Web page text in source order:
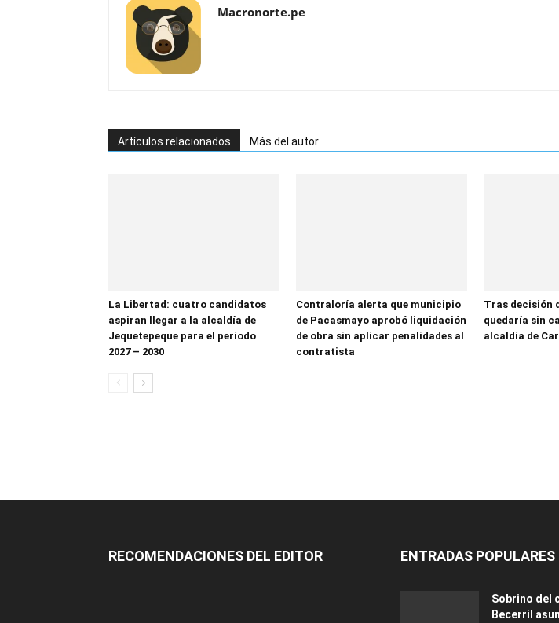
Macronorte.pe
Artículos relacionados Más del autor
La Libertad: cuatro candidatos
aspiran llegar a la alcaldía de
Jequetepeque para el periodo
2027 – 2030
Contraloría alerta que municipio
de Pacasmayo aprobó liquidación
de obra sin aplicar penalidades al
contratista
Tras decisión
quedaría sin
alcaldía de
RECOMENDACIONES DEL EDITOR ENTRADAS POPULARES
Sobrino del
Becerril